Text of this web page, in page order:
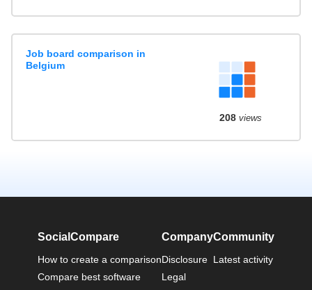
Job board comparison in
Belgium
208views
SocialCompare
How to create a comparison
Compare best software
Company
Disclosure
Legal
Community
Latest activity